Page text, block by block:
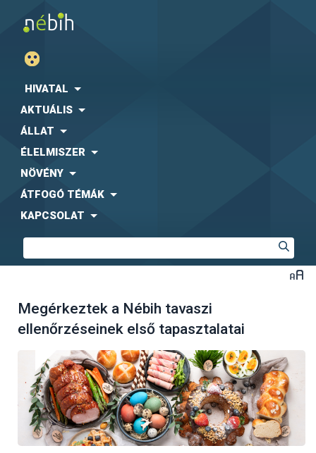
HIVATAL
AKTUÁLIS
ÁLLAT
ÉLELMISZER
NÖVÉNY
ÁTFOGÓ TÉMÁK
KAPCSOLAT
Megérkeztek a Nébih tavaszi
ellenőrzéseinek első tapasztalatai